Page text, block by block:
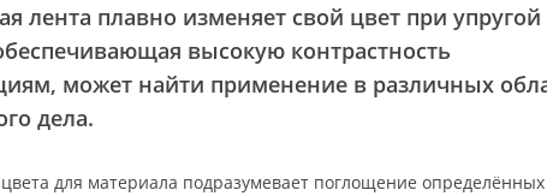
лента плавно изменяет свой цвет при упругой
высокую контрастность
может найти применение в различных
дела.
для материала подразумевает поглощение